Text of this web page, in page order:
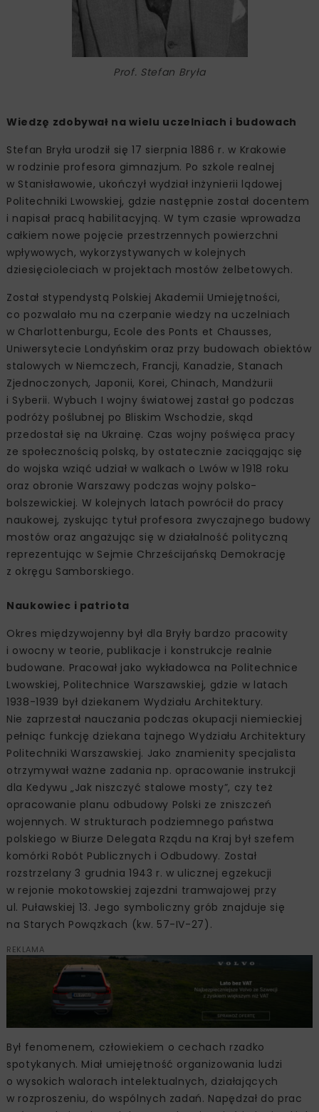
Prof. Stefan Bryła
Wiedzę zdobywał na wielu uczelniach i budowach
Stefan Bryła urodził się 17 sierpnia 1886 r. w Krakowie
w rodzinie profesora gimnazjum. Po szkole realnej
w Stanisławowie, ukończył wydział inżynierii lądowej
Politechniki Lwowskiej, gdzie następnie został docentem
i napisał pracą habilitacyjną. W tym czasie wprowadza
całkiem nowe pojęcie przestrzennych powierzchni
wpływowych, wykorzystywanych w kolejnych
dziesięcioleciach w projektach mostów żelbetowych.
Został stypendystą Polskiej Akademii Umiejętności,
co pozwalało mu na czerpanie wiedzy na uczelniach
w Charlottenburgu, Ecole des Ponts et Chausses,
Uniwersytecie Londyńskim oraz przy budowach obiektów
stalowych w Niemczech, Francji, Kanadzie, Stanach
Zjednoczonych, Japonii, Korei, Chinach, Mandżurii
i Syberii. Wybuch I wojny światowej zastał go podczas
podróży poślubnej po Bliskim Wschodzie, skąd
przedostał się na Ukrainę. Czas wojny poświęca pracy
ze społecznością polską, by ostatecznie zaciągając się
do wojska wziąć udział w walkach o Lwów w 1918 roku
oraz obronie Warszawy podczas wojny polsko-
bolszewickiej. W kolejnych latach powrócił do pracy
naukowej, zyskując tytuł profesora zwyczajnego budowy
mostów oraz angażując się w działalność polityczną
reprezentując w Sejmie Chrześcijańską Demokrację
z okręgu Samborskiego.
Naukowiec i patriota
Okres międzywojenny był dla Bryły bardzo pracowity
i owocny w teorie, publikacje i konstrukcje realnie
budowane. Pracował jako wykładowca na Politechnice
Lwowskiej, Politechnice Warszawskiej, gdzie w latach
1938-1939 był dziekanem Wydziału Architektury.
Nie zaprzestał nauczania podczas okupacji niemieckiej
pełniąc funkcję dziekana tajnego Wydziału Architektury
Politechniki Warszawskiej. Jako znamienity specjalista
otrzymywał ważne zadania np. opracowanie instrukcji
dla Kedywu „Jak niszczyć stalowe mosty”, czy też
opracowanie planu odbudowy Polski ze zniszczeń
wojennych. W strukturach podziemnego państwa
polskiego w Biurze Delegata Rządu na Kraj był szefem
komórki Robót Publicznych i Odbudowy. Został
rozstrzelany 3 grudnia 1943 r. w ulicznej egzekucji
w rejonie mokotowskiej zajezdni tramwajowej przy
ul. Puławskiej 13. Jego symboliczny grób znajduje się
na Starych Powązkach (kw. 57-IV-27).
REKLAMA
Był fenomenem, człowiekiem o cechach rzadko
spotykanych. Miał umiejętność organizowania ludzi
o wysokich walorach intelektualnych, działających
w rozproszeniu, do wspólnych zadań. Napędzał do prac